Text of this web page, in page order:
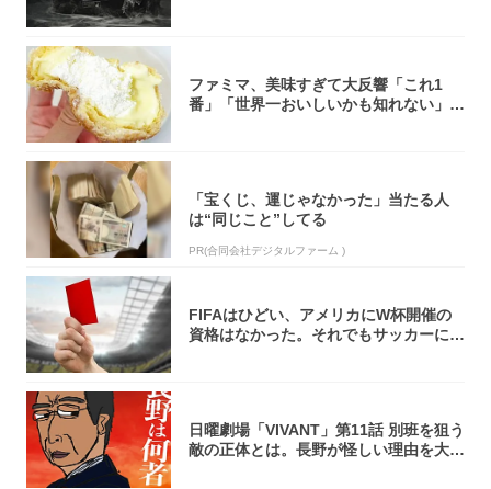
ファミマ、美味すぎて大反響「これ1
番」「世界一おいしいかも知れない」
「宝くじ、運じゃなかった」当たる人
は“同じこと”してる
PR(合同会社デジタルファーム )
FIFAはひどい、アメリカにW杯開催の
資格はなかった。それでもサッカーには
日曜劇場「VIVANT」第11話 別班を狙う
敵の正体とは。長野が怪しい理由を大